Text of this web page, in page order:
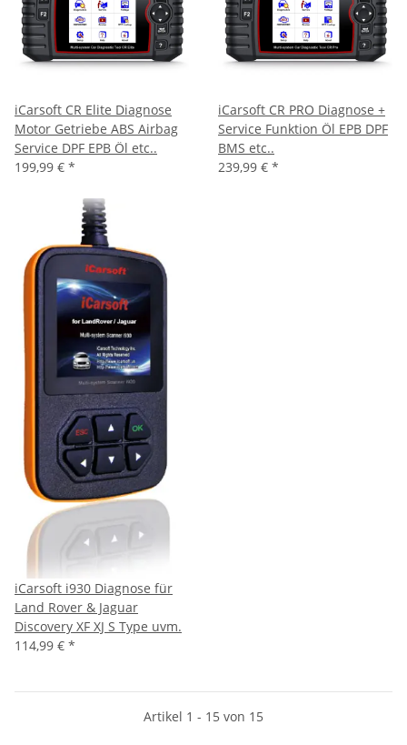
iCarsoft CR Elite Diagnose
Motor Getriebe ABS Airbag
Service DPF EPB Öl etc..
199,99 € *
iCarsoft CR PRO Diagnose +
Service Funktion Öl EPB DPF
BMS etc..
239,99 € *
iCarsoft i930 Diagnose für
Land Rover & Jaguar
Discovery XF XJ S Type uvm.
114,99 € *
Artikel 1 - 15 von 15